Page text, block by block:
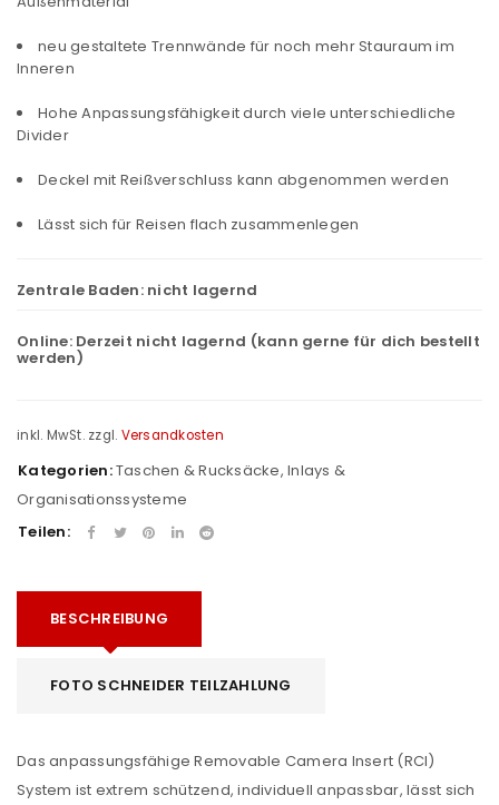
neu gestaltete Trennwände für noch mehr Stauraum im
Inneren
Hohe Anpassungsfähigkeit durch viele unterschiedliche
Divider
Deckel mit Reißverschluss kann abgenommen werden
Lässt sich für Reisen flach zusammenlegen
Zentrale Baden: nicht lagernd
Online: Derzeit nicht lagernd (kann gerne für dich bestellt
werden)
inkl. MwSt. zzgl. Versandkosten
Kategorien:Taschen & Rucksäcke, Inlays &
Organisationssysteme
Teilen:
BESCHREIBUNG
FOTO SCHNEIDER TEILZAHLUNG
Das anpassungsfähige Removable Camera Insert (RCI)
System ist extrem schützend, individuell anpassbar, lässt sich